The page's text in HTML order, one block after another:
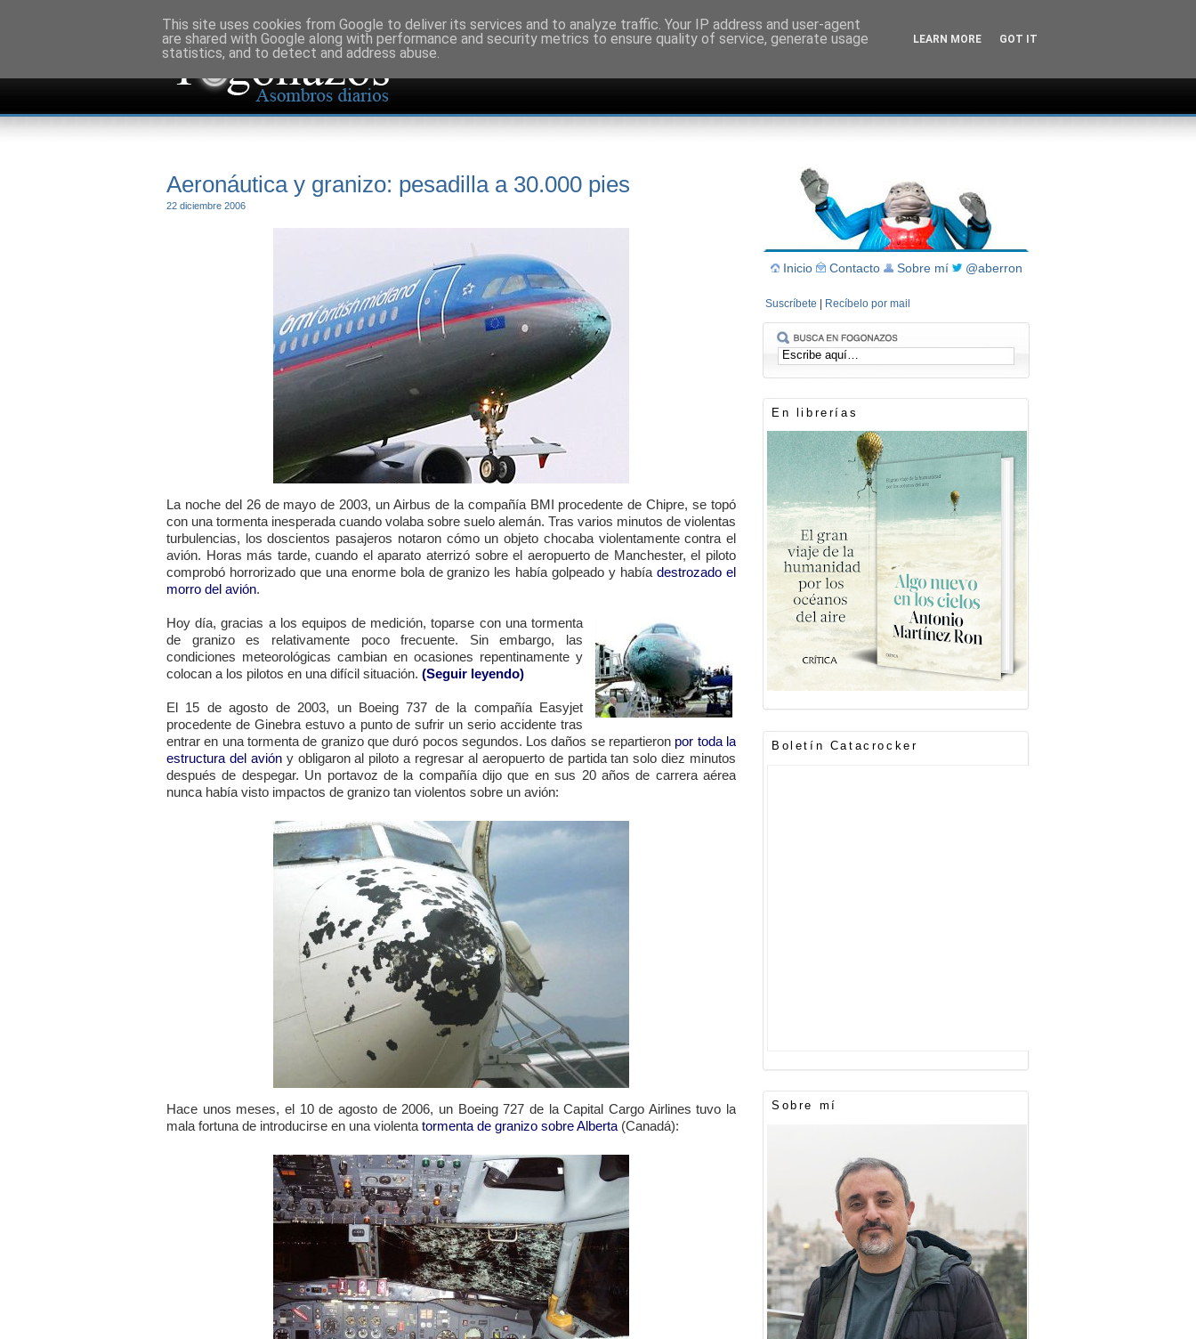
Aeronáutica y granizo: pesadilla a 30.000 pies
22 diciembre 2006
La noche del 26 de mayo de 2003, un Airbus de la compañía BMI procedente de Chipre, se topó
con una tormenta inesperada cuando volaba sobre suelo alemán. Tras varios minutos de violentas
turbulencias, los doscientos pasajeros notaron cómo un objeto chocaba violentamente contra el
avión. Horas más tarde, cuando el aparato aterrizó sobre el aeropuerto de Manchester, el piloto
comprobó horrorizado que una enorme bola de granizo les había golpeado y habíadestrozado el
morro del avión.
Hoy día, gracias a los equipos de medición, toparse con una tormenta
de granizo es relativamente poco frecuente. Sin embargo, las
condiciones meteorológicas cambian en ocasiones repentinamente y
colocan a los pilotos en una difícil situación. (Seguir leyendo)
El 15 de agosto de 2003, un Boeing 737 de la compañía Easyjet
procedente de Ginebra estuvo a punto de sufrir un serio accidente tras
entrar en una tormenta de granizo que duró pocos segundos. Los daños se repartieron por toda la
estructura del avióny obligaron al piloto a regresar al aeropuerto de partida tan solo diez minutos
después de despegar. Un portavoz de la compañía dijo que en sus 20 años de carrera aérea
nunca había visto impactos de granizo tan violentos sobre un avión:
Hace unos meses, el 10 de agosto de 2006, un Boeing 727 de la Capital Cargo Airlines tuvo la
mala fortuna de introducirse en una violenta tormenta de granizo sobre Alberta (Canadá):
Inicio Contacto Sobre mí @aberron
Suscríbete Recíbelo por mail
En librerías
Boletín Catacrocker
Sobre mí
This site uses cookies from Google to deliver its services and to analyze traffic. Your IP address and user-agent
are shared with Google along with performance and security metrics to ensure quality of service, generate usage
statistics, and to detect and address abuse.
LEARN MORE GOT IT